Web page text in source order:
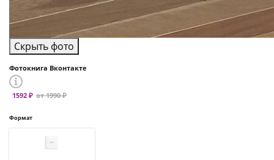
Скрыть фото
Фотокнига Вконтакте
1592 ₽ от 1990 ₽
Формат